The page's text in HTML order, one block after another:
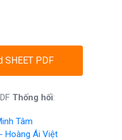
SHEET PDF
Thống hối:
Tâm
Hoàng Ái Việt